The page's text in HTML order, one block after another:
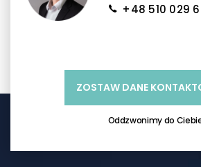
+48 510 029
ZOSTAW DANE
Oddzwonimy do